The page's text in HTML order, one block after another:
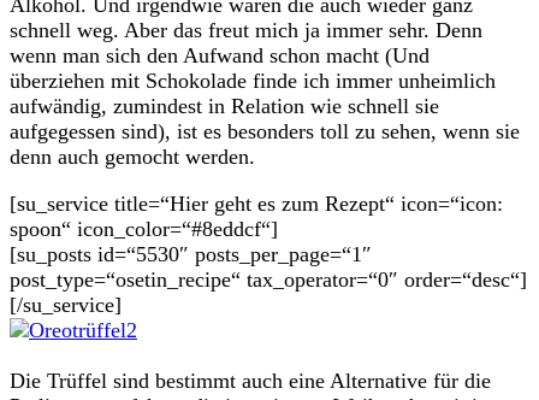
schnell weg. Aber das freut mich ja immer sehr. Denn
wenn man sich den Aufwand schon macht (Und
überziehen mit Schokolade finde ich immer unheimlich
aufwändig, zumindest in Relation wie schnell sie
aufgegessen sind), ist es besonders toll zu sehen, wenn sie
denn auch gemocht werden.
[su_service title=“Hier geht es zum Rezept“ icon=“icon:
spoon“ icon_color=“#8eddcf“]
[su_posts id=“5530″ posts_per_page=“1″
post_type=“osetin_recipe“ tax_operator=“0″ order=“desc“]
[/su_service]
Die Trüffel sind bestimmt auch eine Alternative für die